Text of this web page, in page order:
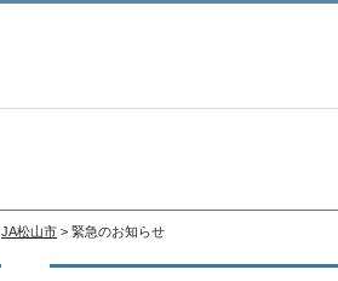
JA松山市 > 緊急のお知らせ